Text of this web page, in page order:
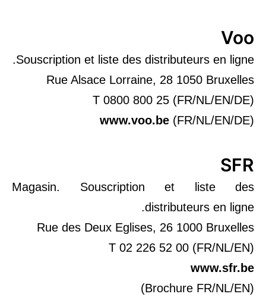
Voo
Souscription et liste des distributeurs en ligne.
Rue Alsace Lorraine, 28 1050 Bruxelles
T 0800 800 25 (FR/NL/EN/DE)
www.voo.be (FR/NL/EN/DE)
SFR
Magasin. Souscription et liste des
distributeurs en ligne.
Rue des Deux Eglises, 26 1000 Bruxelles
T 02 226 52 00 (FR/NL/EN)
www.sfr.be
(Brochure FR/NL/EN)